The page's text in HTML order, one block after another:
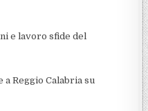
e lavoro sfide del
Reggio Calabria su